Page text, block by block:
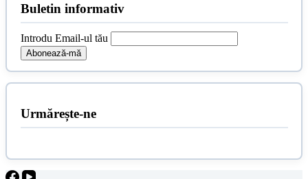
Buletin informativ
Introdu Email-ul tău
Urmărește-ne